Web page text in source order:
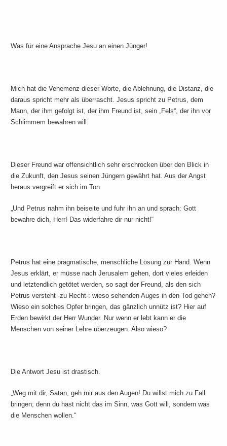
Was für eine Ansprache Jesu an einen Jünger!
Mich hat die Vehemenz dieser Worte, die Ablehnung, die Distanz, die
daraus spricht mehr als überrascht. Jesus spricht zu Petrus, dem
Mann, der ihm gefolgt ist, der ihm Freund ist, sein „Fels“, der ihn vor
Schlimmem bewahren will.
Dieser Freund war offensichtlich sehr erschrocken über den Blick in
die Zukunft, den Jesus seinen Jüngern gewährt hat. Aus der Angst
heraus vergreift er sich im Ton.
„Und Petrus nahm ihn beiseite und fuhr ihn an und sprach: Gott
bewahre dich, Herr! Das widerfahre dir nur nicht!“
Petrus hat eine pragmatische, menschliche Lösung zur Hand. Wenn
Jesus erklärt, er müsse nach Jerusalem gehen, dort vieles erleiden
und letztendlich getötet werden, so sagt der Freund, als den sich
Petrus versteht -zu Recht-: wieso sehenden Auges in den Tod gehen?
Wieso ein solches Opfer bringen, das gänzlich unnütz ist? Hier auf
Erden bewirkt der Herr Wunder. Nur wenn er lebt kann er die
Menschen von seiner Lehre überzeugen. Also wieso?
Die Antwort Jesu ist drastisch.
„Weg mit dir, Satan, geh mir aus den Augen! Du willst mich zu Fall
bringen; denn du hast nicht das im Sinn, was Gott will, sondern was
die Menschen wollen.“